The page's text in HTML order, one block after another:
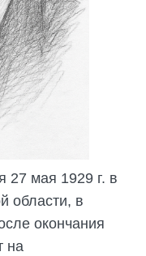
И
ЭКСКУРСИЙ
ПРАКТИК,
мая 1929 г. в
области, в
окончания
на